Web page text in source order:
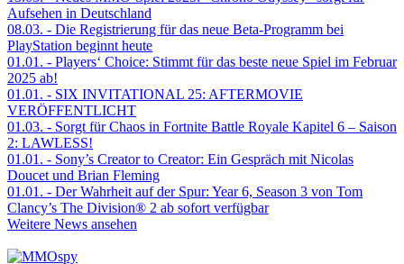
Aufsehen in Deutschland
08.03. - Die Registrierung für das neue Beta-Programm bei
PlayStation beginnt heute
01.01. - Players‘ Choice: Stimmt für das beste neue Spiel im Februar
2025 ab!
01.01. - SIX INVITATIONAL 25: AFTERMOVIE
VERÖFFENTLICHT
01.03. - Sorgt für Chaos in Fortnite Battle Royale Kapitel 6 – Saison
2: LAWLESS!
01.01. - Sony’s Creator to Creator: Ein Gespräch mit Nicolas
Doucet und Brian Fleming
01.01. - Der Wahrheit auf der Spur: Year 6, Season 3 von Tom
Clancy’s The Division® 2 ab sofort verfügbar
Weitere News ansehen